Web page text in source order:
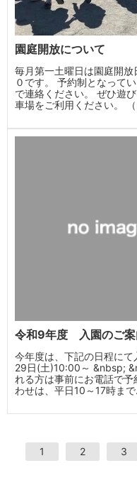
園庭開放について
毎月第一土曜日は園庭開
０です。 予約制となって
で連絡ください。 ぜひ遊
車場をご利用ください。
令和9年度 入園のご案
今年度は、下記の日程に
29日(土)10:00～ &nbsp;
れる方は事前にお電話で
わせは、平日10～17時ま
1 2 3